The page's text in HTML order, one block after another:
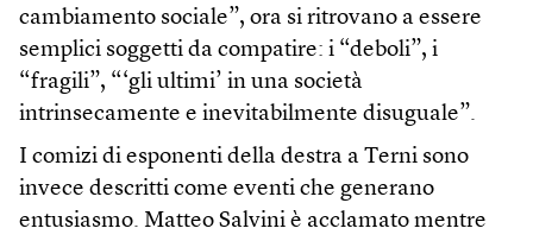
cambiamento sociale”, ora si ritrovano a essere
semplici soggetti da compatire: i “deboli”, i
“fragili”, “‘gli ultimi’ in una società
intrinsecamente e inevitabilmente disuguale”.
I comizi di esponenti della destra a Terni sono
invece descritti come eventi che generano
entusiasmo. Matteo Salvini è acclamato mentre